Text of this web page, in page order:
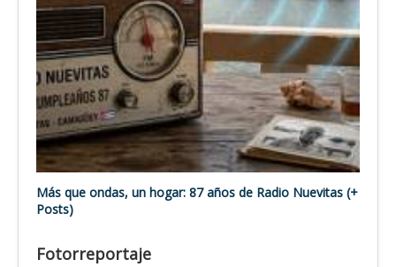
Más que ondas, un hogar: 87 años de Radio Nuevitas (+
Posts)
Fotorreportaje